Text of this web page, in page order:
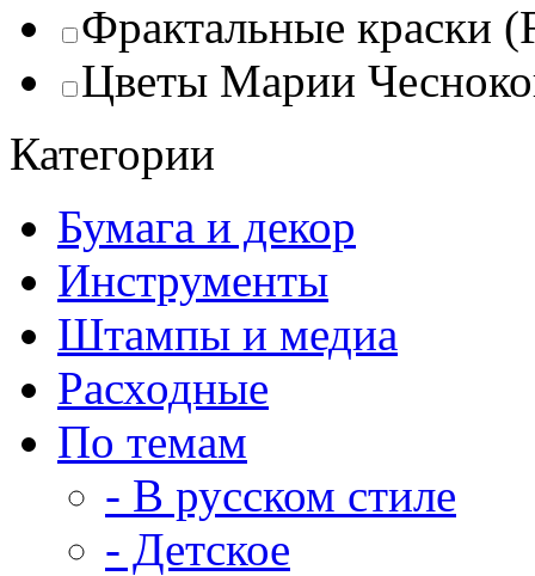
Фрактальные краски
Цветы Марии
Категории
Бумага и декор
Инструменты
Штампы и медиа
Расходные
По темам
- В русском стиле
- Детское